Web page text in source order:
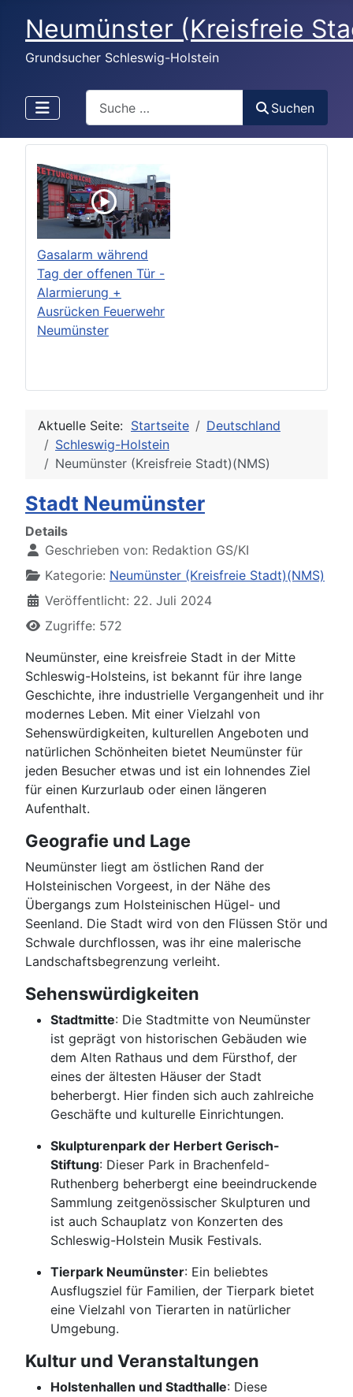
Neumünster (Kreisfreie
Grundsucher Schleswig-Holstein
Suchen
Gasalarm während
Tag der offenen Tür -
Alarmierung +
Ausrücken Feuerwehr
Neumünster
Aktuelle Seite: Startseite
Deutschland
Schleswig-Holstein
Neumünster (Kreisfreie Stadt)(NMS)
Stadt Neumünster
Details
Geschrieben von: Redaktion GS/KI
Kategorie: Neumünster (Kreisfreie Stadt)(NMS)
Veröffentlicht: 22. Juli 2024
Zugriffe: 572
Neumünster, eine kreisfreie Stadt in der Mitte
Schleswig-Holsteins, ist bekannt für ihre lange
Geschichte, ihre industrielle Vergangenheit und ihr
modernes Leben. Mit einer Vielzahl von
Sehenswürdigkeiten, kulturellen Angeboten und
natürlichen Schönheiten bietet Neumünster für
jeden Besucher etwas und ist ein lohnendes Ziel
für einen Kurzurlaub oder einen längeren
Aufenthalt.
Geografie und Lage
Neumünster liegt am östlichen Rand der
Holsteinischen Vorgeest, in der Nähe des
Übergangs zum Holsteinischen Hügel- und
Seenland. Die Stadt wird von den Flüssen Stör und
Schwale durchflossen, was ihr eine malerische
Landschaftsbegrenzung verleiht.
Sehenswürdigkeiten
Stadtmitte: Die Stadtmitte von Neumünster
ist geprägt von historischen Gebäuden wie
dem Alten Rathaus und dem Fürsthof, der
eines der ältesten Häuser der Stadt
beherbergt. Hier finden sich auch zahlreiche
Geschäfte und kulturelle Einrichtungen.
Skulpturenpark der Herbert Gerisch-
Stiftung: Dieser Park in Brachenfeld-
Ruthenberg beherbergt eine beeindruckende
Sammlung zeitgenössischer Skulpturen und
ist auch Schauplatz von Konzerten des
Schleswig-Holstein Musik Festivals.
Tierpark Neumünster: Ein beliebtes
Ausflugsziel für Familien, der Tierpark bietet
eine Vielzahl von Tierarten in natürlicher
Umgebung.
Kultur und Veranstaltungen
Holstenhallen und Stadthalle: Diese